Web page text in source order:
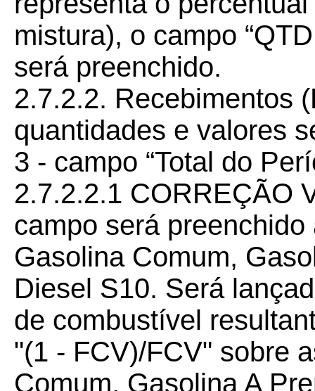
mistura), o campo
será preenchido.
2.7.2.2. Recebimentos
quantidades e valores
3 - campo “Total do
2.7.2.2.1 CORREÇÃO
campo será
Gasolina Comum,
Diesel S10. Será
de combustível
"(1 - FCV)/FCV" sobre
Comum, Gasolina A